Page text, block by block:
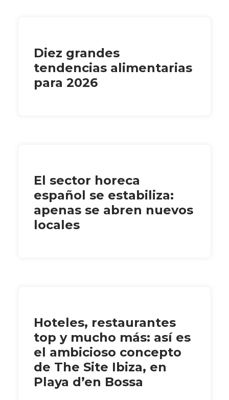
Diez grandes
tendencias alimentarias
para 2026
El sector horeca
español se estabiliza:
apenas se abren nuevos
locales
Hoteles, restaurantes
top y mucho más: así es
el ambicioso concepto
de The Site Ibiza, en
Playa d’en Bossa